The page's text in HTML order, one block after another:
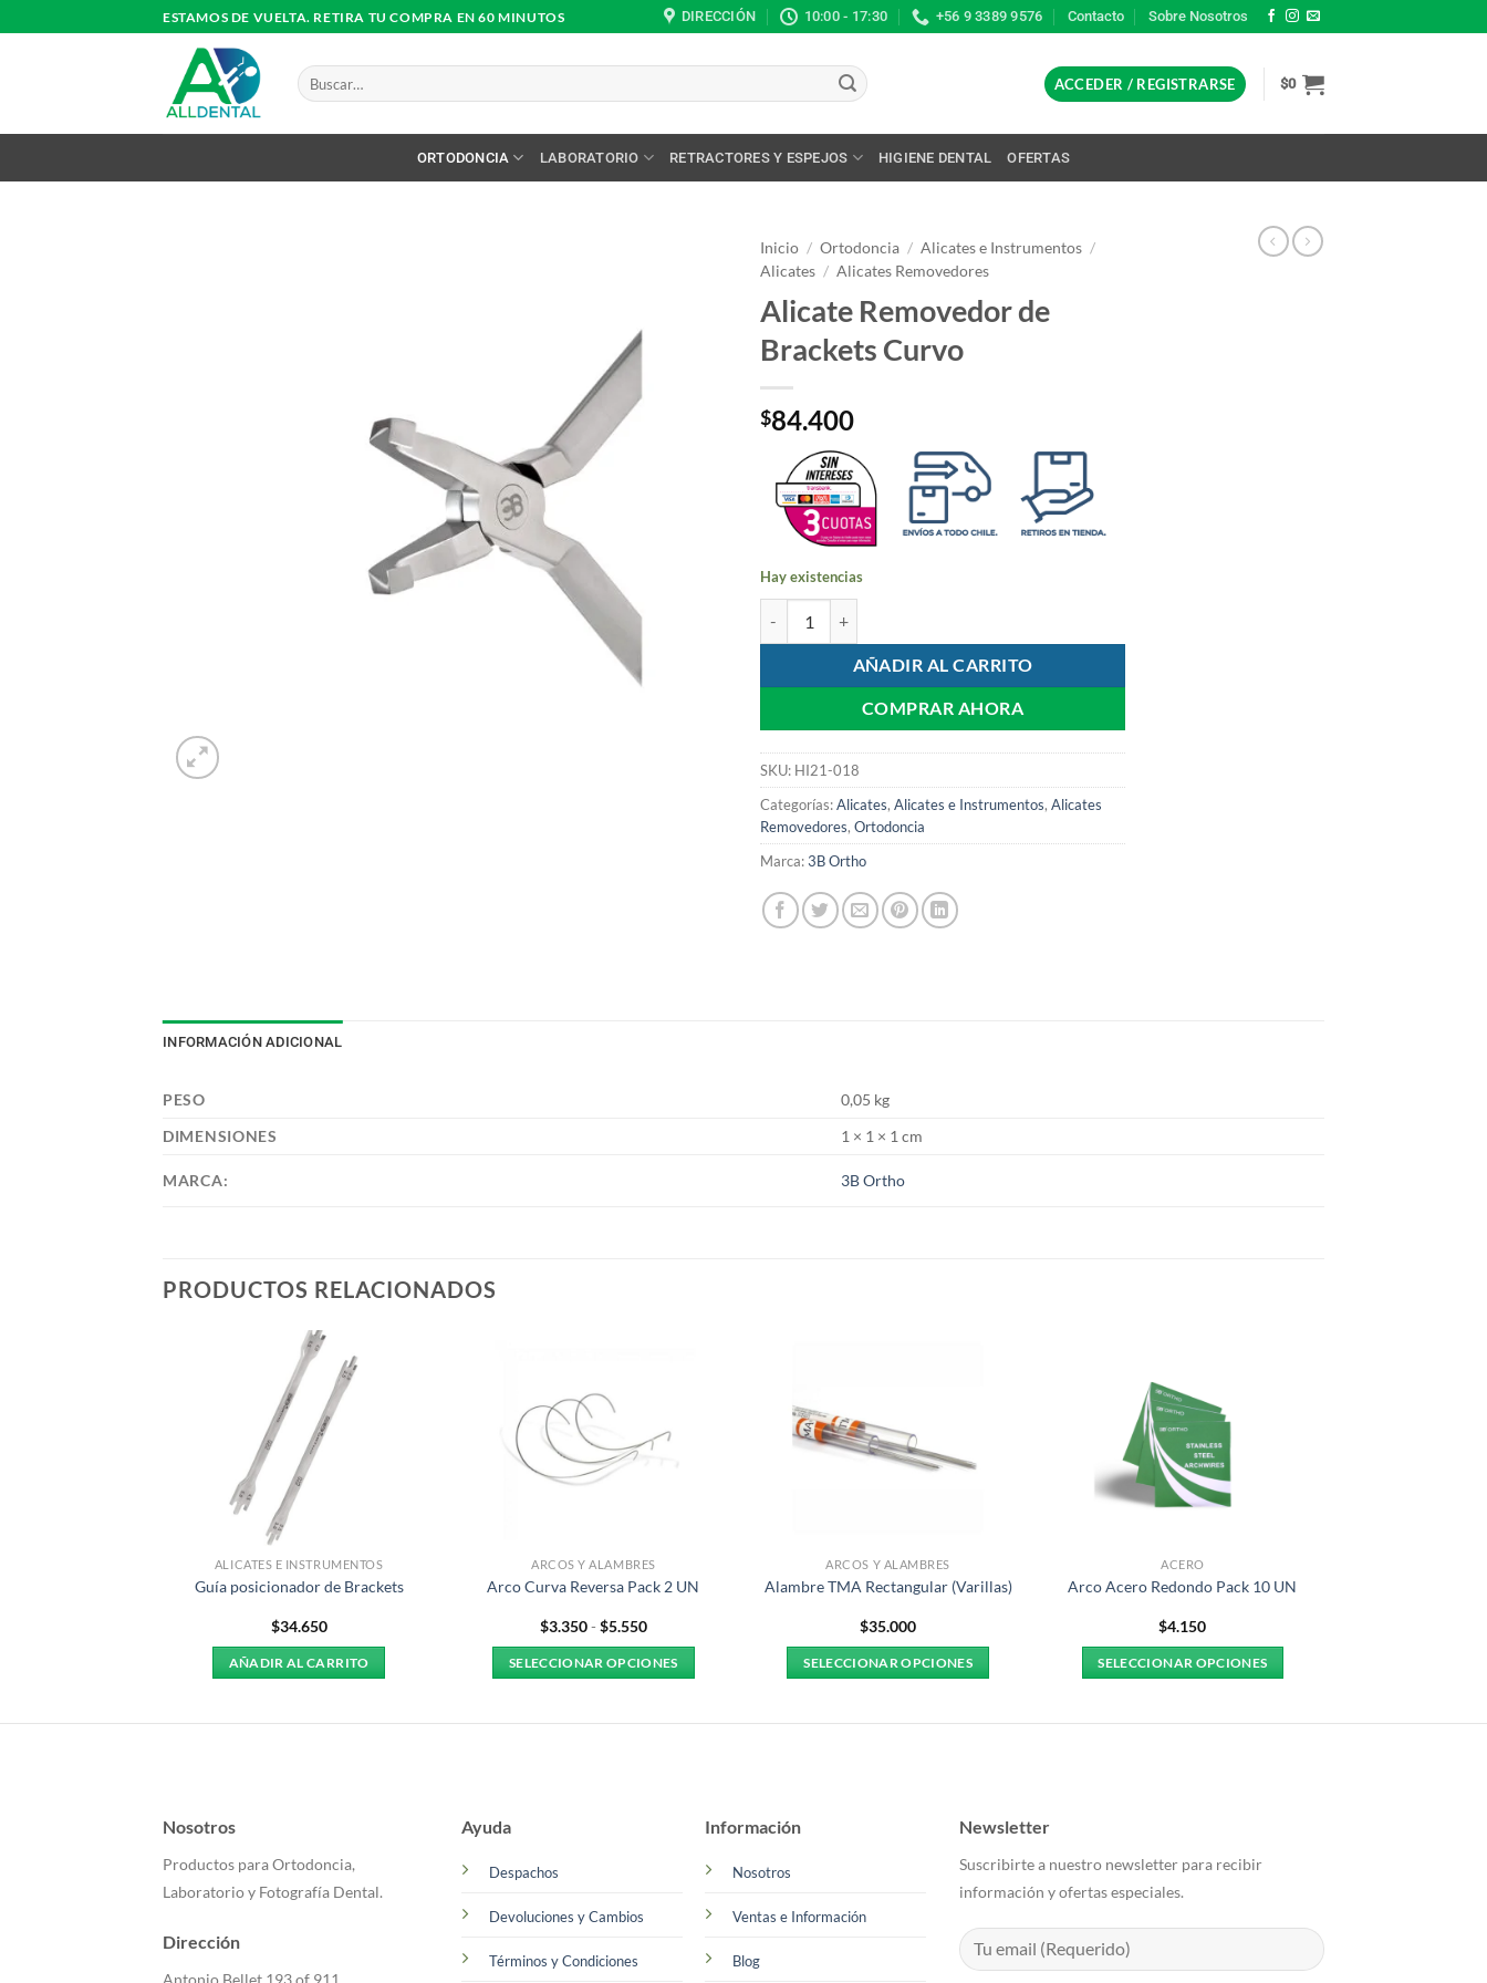
al
ESTAMOS DE VUELTA. RETIRA TU COMPRA EN 60 MINUTOS DIRECCIÓN 10:00 - 17:30 +56 9 3389 9576 Contacto Sobre Nosotros
Buscar
por:
ACCEDER / REGISTRARSE $0
ORTODONCIA LABORATORIO RETRACTORES Y ESPEJOS HIGIENE DENTAL OFERTAS
Inicio / Ortodoncia / Alicates e Instrumentos /
Alicates / Alicates Removedores
Alicate Removedor de
Brackets Curvo
$84.400
Hay existencias
AÑADIR AL CARRITO
COMPRAR AHORA
SKU: HI21-018
Categorías:Alicates, Alicates e Instrumentos, Alicates
Removedores, Ortodoncia
Marca:3B Ortho
INFORMACIÓN ADICIONAL
PESO
0,05 kg
DIMENSIONES
1 × 1 × 1 cm
MARCA: 3B Ortho
PRODUCTOS RELACIONADOS
ALICATES E INSTRUMENTOS
Guía posicionador de Brackets
$34.650
AÑADIR AL CARRITO
ARCOS Y ALAMBRES
Arco Curva Reversa Pack 2 UN
$3.350- $5.550Rango
precios:
desde
SELECCIONAR OPCIONES
elegir
la
ARCOS Y ALAMBRES
Alambre TMA Rectangular (Varillas)
$35.000
SELECCIONAR OPCIONES
ACERO
Arco Acero Redondo Pack 10 UN
$4.150
SELECCIONAR OPCIONES
se
pueden
la
Nosotros
Productos para Ortodoncia,
Laboratorio y Fotografía Dental.
Dirección
Antonio Bellet 193 of 911,
Ayuda
Despachos
Devoluciones y Cambios
Términos y Condiciones
Información
Nosotros
Ventas e Información
Blog
Newsletter
Suscribirte a nuestro newsletter para recibir
información y ofertas especiales.